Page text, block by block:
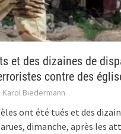
et des dizaines de
contre des
Karol Biedermann
ont été tués et des
dimanche, après les